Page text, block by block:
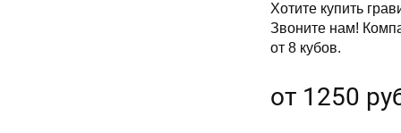
Хотите купить
Звоните нам!
от 8 кубов.
от 1250